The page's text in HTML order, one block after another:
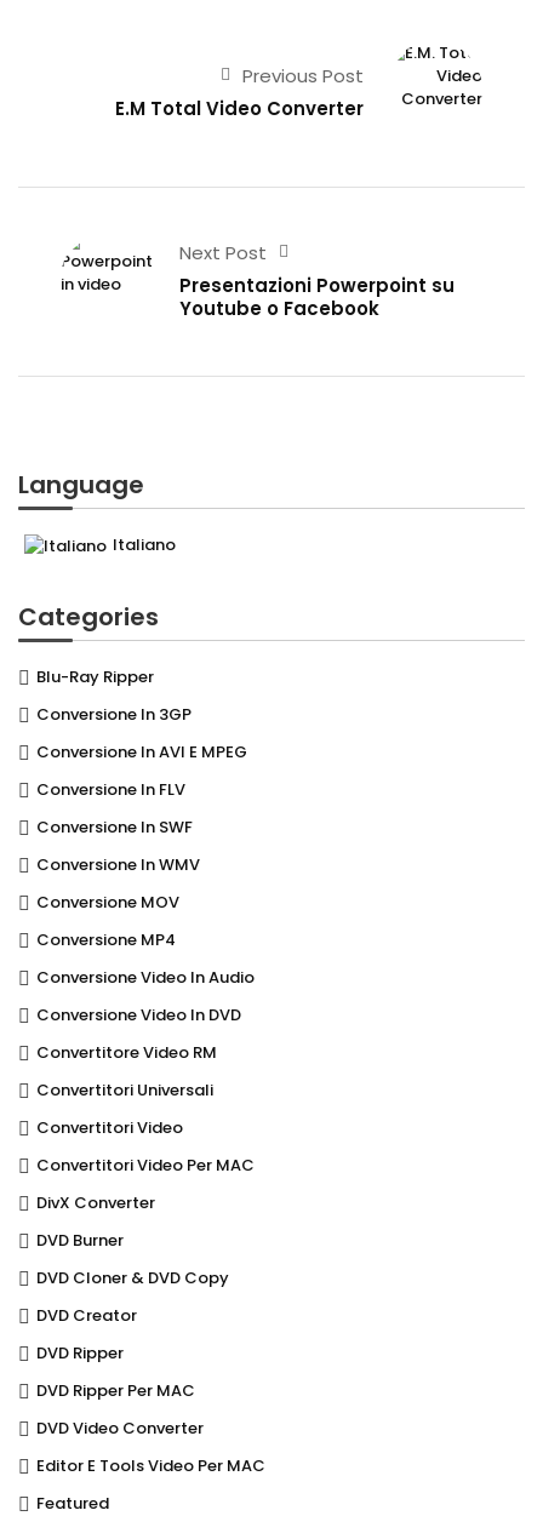
Previous Post
E.M Total Video Converter
Next Post
Presentazioni Powerpoint su
Youtube o Facebook
Language
Italiano
Categories
Blu-Ray Ripper
Conversione In 3GP
Conversione In AVI E MPEG
Conversione In FLV
Conversione In SWF
Conversione In WMV
Conversione MOV
Conversione MP4
Conversione Video In Audio
Conversione Video In DVD
Convertitore Video RM
Convertitori Universali
Convertitori Video
Convertitori Video Per MAC
DivX Converter
DVD Burner
DVD Cloner & DVD Copy
DVD Creator
DVD Ripper
DVD Ripper Per MAC
DVD Video Converter
Editor E Tools Video Per MAC
Featured